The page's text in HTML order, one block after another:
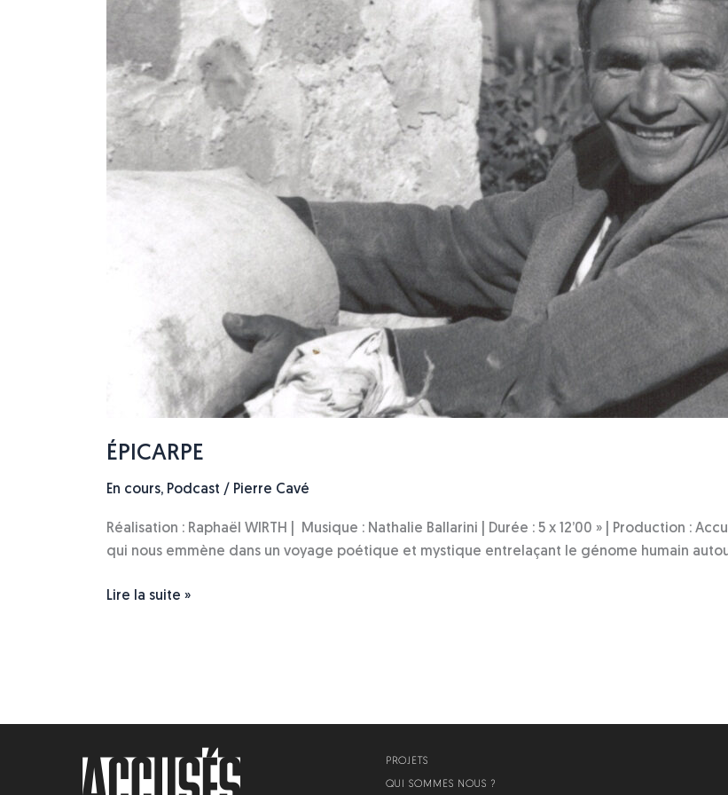
ÉPICARPE
En cours, Podcast / Pierre Cavé
Réalisation : Raphaël WIRTH | Musique : Nathalie Ballarini | Durée : 5 x 12’00 » | Production :
qui nous emmène dans un voyage poétique et mystique entrelaçant le génome humain
Lire la suite »
PROJETS
QUI SOMMES NOUS ?